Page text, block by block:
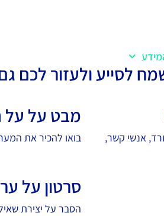
לסייע ולעזור לכם
אנשי קשר,
מבט על
בואו להכיר את
סרטון על
הסבר על יצירת